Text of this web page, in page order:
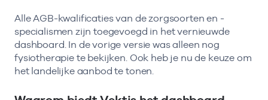
Alle AGB-kwalificaties van de zorgsoorten en -
specialismen zijn toegevoegd in het vernieuwde
dashboard. In de vorige versie was alleen nog
fysiotherapie te bekijken. Ook heb je nu de keuze om
het landelijke aanbod te tonen.